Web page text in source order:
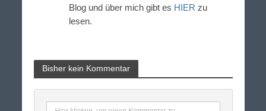
Blog und über mich gibt es HIER zu
lesen.
Bisher kein Kommentar